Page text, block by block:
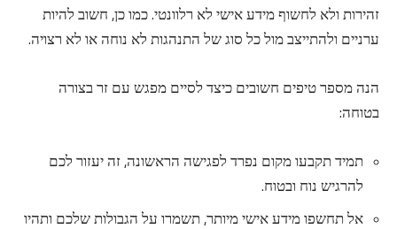
זהירות ולא לחשוף מידע אישי לא רלוונטי. כמו כן, חשוב להיות
ערניים ולהתייצב מול כל סוג של התנהגות לא נוחה או לא רצויה.
הנה מספר טיפים חשובים כיצד לסיים מפגש עם זר בצורה
בטוחה:
תמיד תקבעו מקום נפרד לפגישה הראשונה, זה יעזור לכם
להרגיש נוח ובטוח.
אל תחשפו מידע אישי מיותר, תשמרו על הגבולות שלכם ותהיו